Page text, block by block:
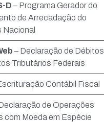
D – Programa Gerador do
de Arrecadação do
Nacional
– Declaração de Débitos
Tributários Federais
Contábil Fiscal
de Operações
com Moeda em Espécie